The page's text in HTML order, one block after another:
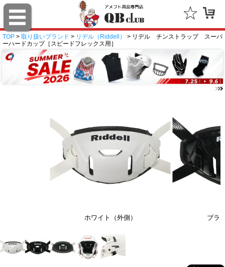
TOP > 取り扱いブランド > リデル（Riddell）
> リデル チンストラップ スーパ
ーハードカップ［スピードフレックス用］
ホワイト（外側） ブラ